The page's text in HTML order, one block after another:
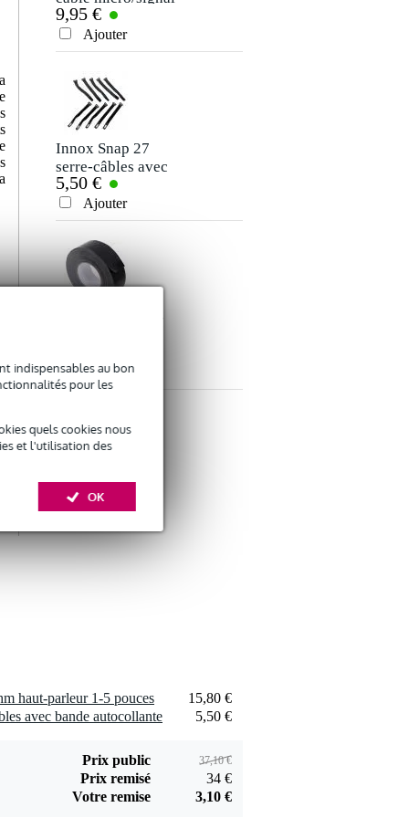
indispensables au bon
pour les
quels cookies nous
et l'utilisation des
OK
Votre avis
Envoyer
XLR 10 m
9,95 €
Ajouter
Innox Snap 27
serre-câbles avec
bande autocollante
5,50 €
Ajouter
Ajouter
Devine SPE25/10
câble d'enceinte 2x
Ajouter
jack-jack TRS 6,35
mm stéréo 10
mètres
9,95 €
Ajouter
haut-parleur 1-5 pouces
15,80 €
avec bande autocollante
5,50 €
Prix public 37,10 €
Prix remisé
34 €
Votre remise
3,10 €